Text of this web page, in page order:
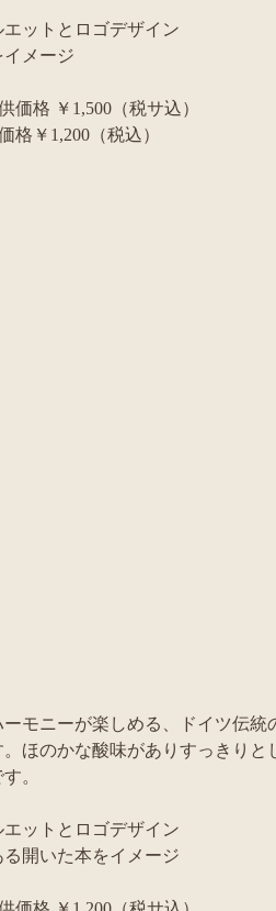
ットとロゴデザイン
メージ
価格 ￥1,500（税サ込）
格￥1,200（税込）
モニーが楽しめる、ドイツ伝統
ほのかな酸味がありすっきりと
。
ットとロゴデザイン
開いた本をイメージ